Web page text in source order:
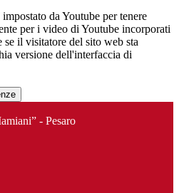
da Youtube per tenere
per i video di Youtube incorporati
se il visitatore del sito web sta
versione dell'interfaccia di
- Pesaro